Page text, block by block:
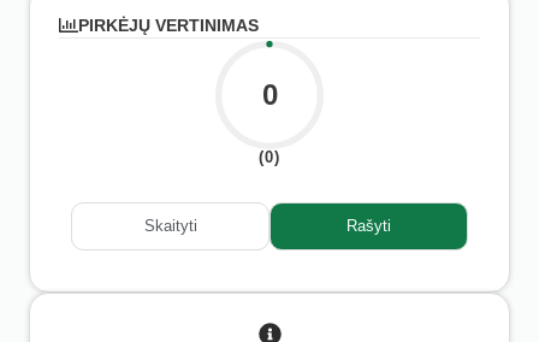
PIRKĖJŲ VERTINIMAS
0
(0)
Skaityti Rašyti